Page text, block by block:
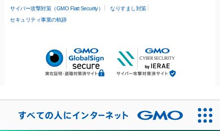
サイバー攻撃対策（GMO Flatt Security）
なりすまし対策
セキュリティ事業の軌跡